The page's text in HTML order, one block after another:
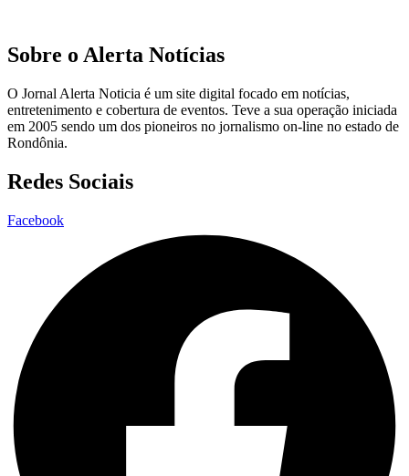
Sobre o Alerta Notícias
O Jornal Alerta Noticia é um site digital focado em notícias,
entretenimento e cobertura de eventos. Teve a sua operação iniciada
em 2005 sendo um dos pioneiros no jornalismo on-line no estado de
Rondônia.
Redes Sociais
Facebook